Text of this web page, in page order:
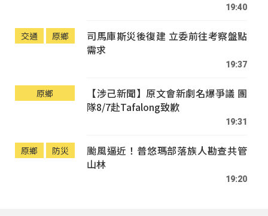
19:40
交通 原鄉
司馬庫斯災後復建 立委前往考察盤點
需求
19:37
原鄉
【涉己新聞】原文會新劇名爆爭議 團
隊8/7赴Tafalong致歉
19:31
原鄉 防災
颱風逼近！普悠瑪部落族人勘查共管
山林
19:20